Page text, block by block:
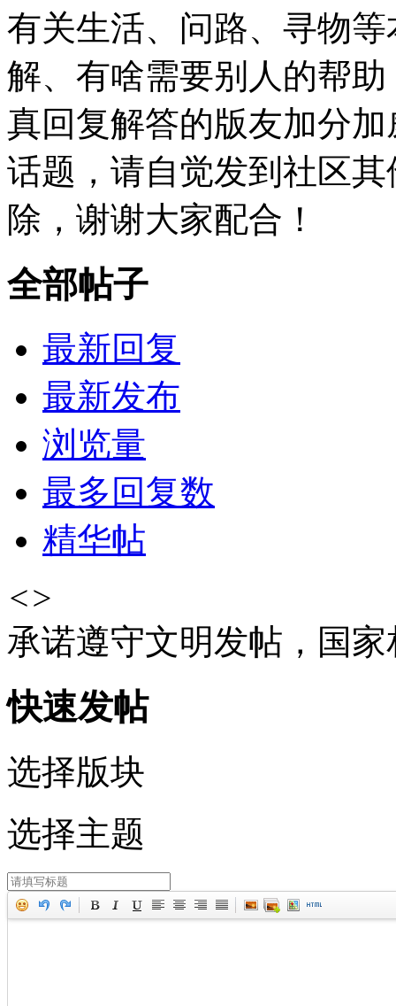
有关生活、问路、寻物
解、有啥需要别人的帮
真回复解答的版友加分
话题，请自觉发到社区
除，谢谢大家配合！
全部帖子
最新回复
最新发布
浏览量
最多回复数
精华帖
<>
承诺遵守文明发帖，国
快速发帖
选择版块
选择主题